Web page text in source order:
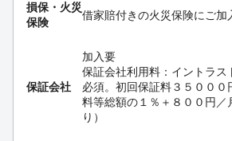
損保・ 火災
保険
借家賠付きの火災保険にご加
保証会社
加入要
保証会社利用料：イントラ
必須。初回保証料３５０００
料等総額の１％＋８００円／
り）